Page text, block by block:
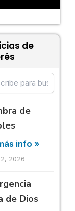
de
de
info »
2026
de Dios